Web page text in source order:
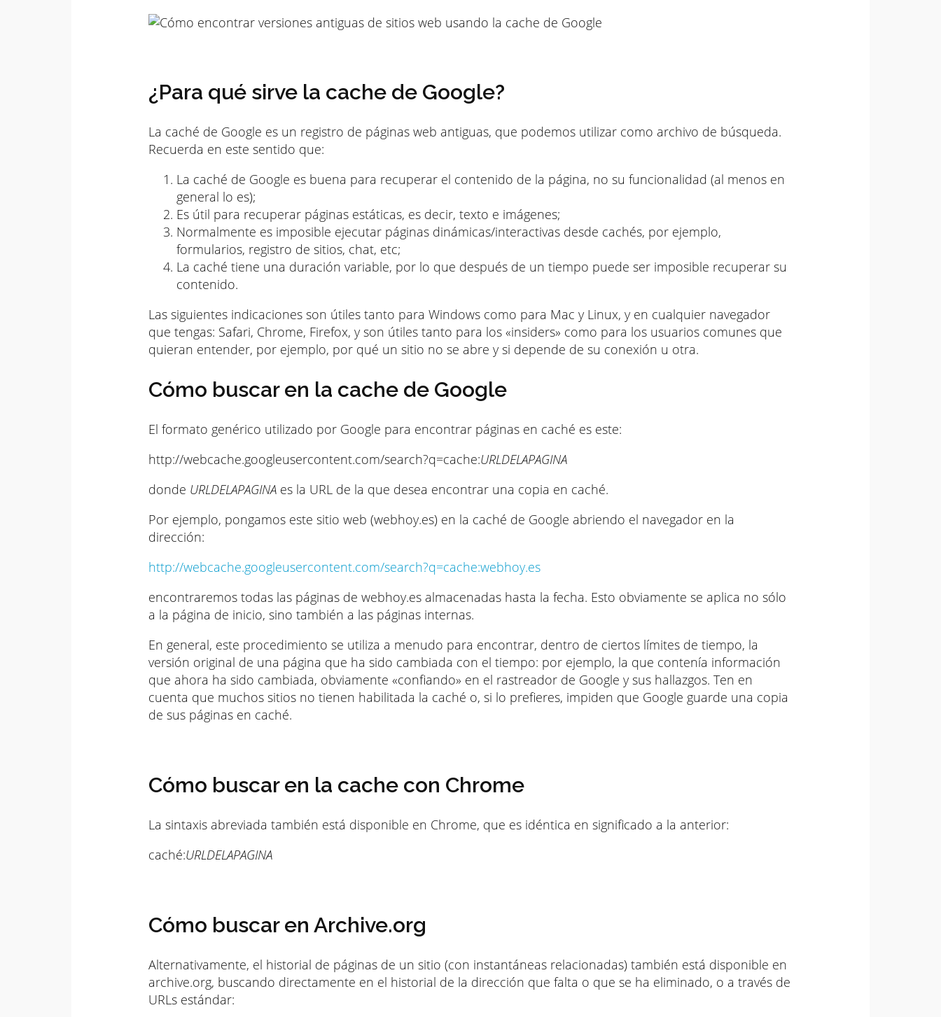
¿Para qué sirve la cache de Google?
La caché de Google es un registro de páginas web antiguas, que podemos utilizar como archivo de búsqueda.
Recuerda en este sentido que:
La caché de Google es buena para recuperar el contenido de la página, no su funcionalidad (al menos en
general lo es);
Es útil para recuperar páginas estáticas, es decir, texto e imágenes;
Normalmente es imposible ejecutar páginas dinámicas/interactivas desde cachés, por ejemplo,
formularios, registro de sitios, chat, etc;
La caché tiene una duración variable, por lo que después de un tiempo puede ser imposible recuperar su
contenido.
Las siguientes indicaciones son útiles tanto para Windows como para Mac y Linux, y en cualquier navegador
que tengas: Safari, Chrome, Firefox, y son útiles tanto para los «insiders» como para los usuarios comunes que
quieran entender, por ejemplo, por qué un sitio no se abre y si depende de su conexión u otra.
Cómo buscar en la cache de Google
El formato genérico utilizado por Google para encontrar páginas en caché es este:
http://webcache.googleusercontent.com/search?q=cache:URLDELAPAGINA
donde URLDELAPAGINA es la URL de la que desea encontrar una copia en caché.
Por ejemplo, pongamos este sitio web (webhoy.es) en la caché de Google abriendo el navegador en la
dirección:
http://webcache.googleusercontent.com/search?q=cache:webhoy.es
encontraremos todas las páginas de webhoy.es almacenadas hasta la fecha. Esto obviamente se aplica no sólo
a la página de inicio, sino también a las páginas internas.
En general, este procedimiento se utiliza a menudo para encontrar, dentro de ciertos límites de tiempo, la
versión original de una página que ha sido cambiada con el tiempo: por ejemplo, la que contenía información
que ahora ha sido cambiada, obviamente «confiando» en el rastreador de Google y sus hallazgos. Ten en
cuenta que muchos sitios no tienen habilitada la caché o, si lo prefieres, impiden que Google guarde una copia
de sus páginas en caché.
Cómo buscar en la cache con Chrome
La sintaxis abreviada también está disponible en Chrome, que es idéntica en significado a la anterior:
caché:URLDELAPAGINA
Cómo buscar en Archive.org
Alternativamente, el historial de páginas de un sitio (con instantáneas relacionadas) también está disponible en
archive.org, buscando directamente en el historial de la dirección que falta o que se ha eliminado, o a través de
URLs estándar: